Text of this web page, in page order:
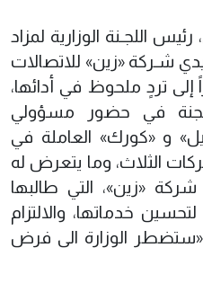
رئيس اللجـنة الوزارية لمزاد
شـركة «زين» للاتصالات
إلى تردٍ ملحوظ في أدائها،
في حضور مسؤولي
و «كورك» العاملة في
الثلاث، وما يتعرض له
«زين»، التي طالبها
خدماتها، والالتزام
«ستضطر الوزارة الى فرض